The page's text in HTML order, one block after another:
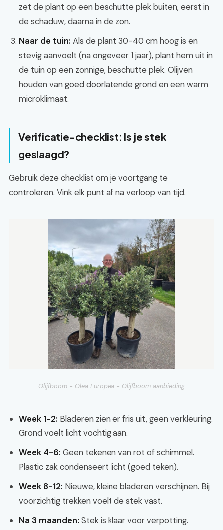
zet de plant op een beschutte plek buiten, eerst in
de schaduw, daarna in de zon.
Naar de tuin: Als de plant 30-40 cm hoog is en
stevig aanvoelt (na ongeveer 1 jaar), plant hem uit in
de tuin op een zonnige, beschutte plek. Olijven
houden van goed doorlatende grond en een warm
microklimaat.
Verificatie-checklist: Is je stek
geslaagd?
Gebruik deze checklist om je voortgang te
controleren. Vink elk punt af na verloop van tijd.
Olijfboom - Olea Europea - Olijfboom aanbieding
Week 1-2: Bladeren zien er fris uit, geen verkleuring.
Grond voelt licht vochtig aan.
Week 4-6: Geen tekenen van rot of schimmel.
Plastic zak condenseert licht (goed teken).
Week 8-12: Nieuwe, kleine bladeren verschijnen. Bij
voorzichtig trekken voelt de stek vast.
Na 3 maanden: Stek is klaar voor verpotting.